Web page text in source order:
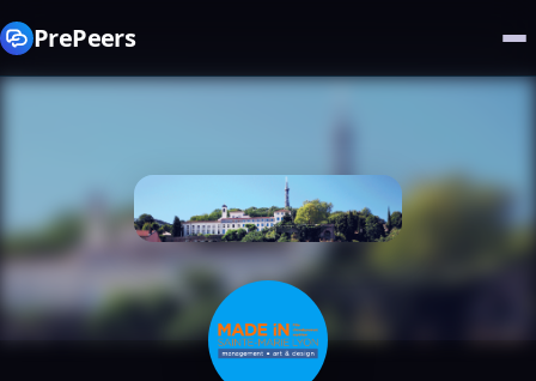
PrePeers